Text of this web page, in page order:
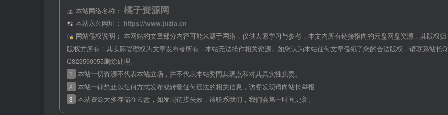
本站网络名称： 橘子资源网
本站永久网址：
https://www.juzia.cn
网站侵权说明： 本网站的文章部分内容可能来源于网络，仅供大家学习与参考，本文内所有链接指向的云盘网盘资源，其版权归
版权方所有！其实际管理权为文章发布者所有，本站无法操作相关资源。如您认为本站任何文章侵犯了您的合法版权，请联系站长Q
Q823590055删除处理。
1 本站一切资源不代表本站立场，并不代表本站赞同其观点和对其真实性负责。
2 本站一律禁止以任何方式发布或转载任何违法的相关信息，访客发现请向站长举报
3 本站资源大多存储在云盘，如发现链接失效，请联系我们，我们会第一时间更新。